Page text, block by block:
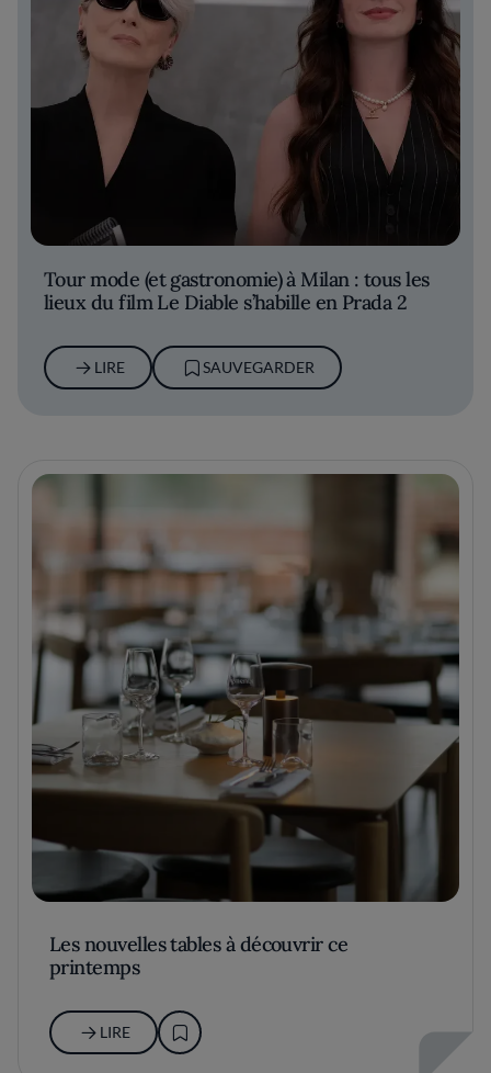
Tour mode (et gastronomie) à Milan : tous les
lieux du film Le Diable s’habille en Prada 2
LIRE SAUVEGARDER
Les nouvelles tables à découvrir ce
printemps
LIRE